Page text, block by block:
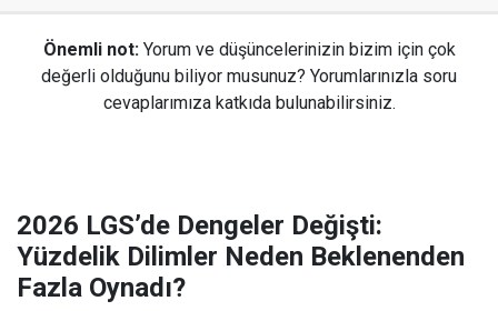
Önemli not: Yorum ve düşüncelerinizin bizim için çok
değerli olduğunu biliyor musunuz? Yorumlarınızla soru
cevaplarımıza katkıda bulunabilirsiniz.
2026 LGS’de Dengeler Değişti:
Yüzdelik Dilimler Neden Beklenenden
Fazla Oynadı?